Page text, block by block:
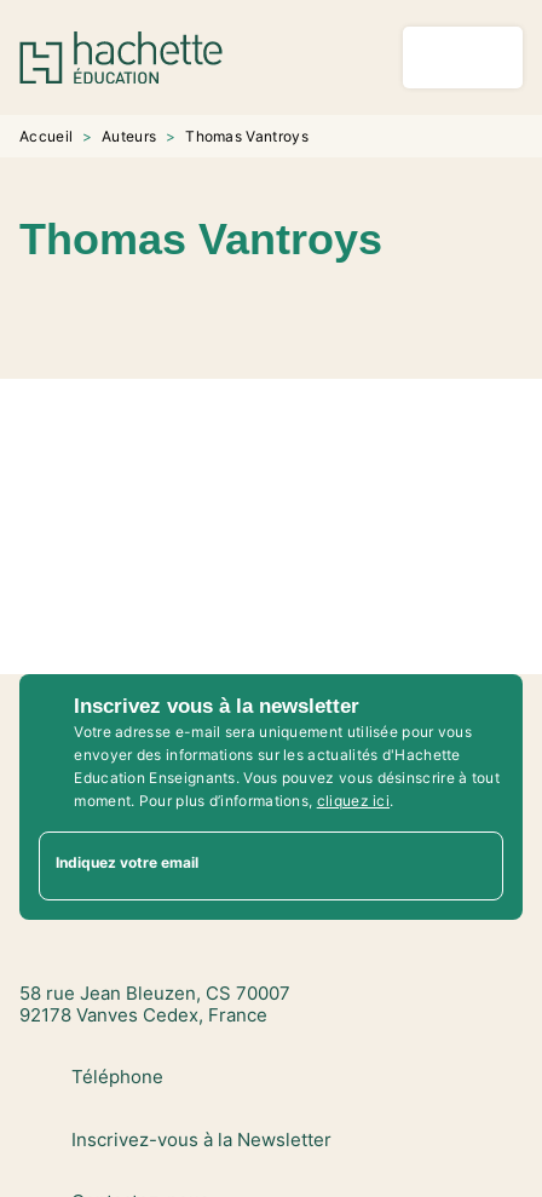
MENU RECHERCHE
PIED DE PAGE
Accueil > Auteurs > Thomas Vantroys
Thomas Vantroys
Inscrivez vous à la newsletter
Votre adresse e-mail sera uniquement utilisée pour vous
envoyer des informations sur les actualités d'Hachette
Education Enseignants. Vous pouvez vous désinscrire à tout
moment. Pour plus d’informations, cliquez ici.
Indiquez votre email
58 rue Jean Bleuzen, CS 70007
92178 Vanves Cedex, France
Téléphone
Inscrivez-vous à la Newsletter